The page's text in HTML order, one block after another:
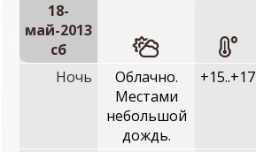
18-
май-2013
сб
Ночь
Облачно.
Местами
небольшой
дождь.
+15..+17